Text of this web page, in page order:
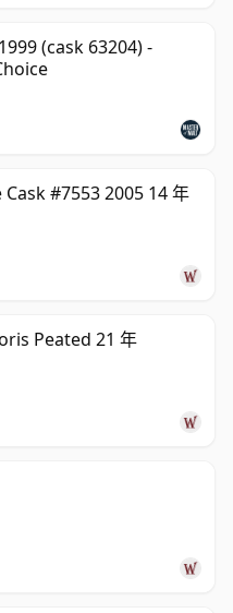
(cask 63204) -
#7553 2005 14 年
Peated 21 年